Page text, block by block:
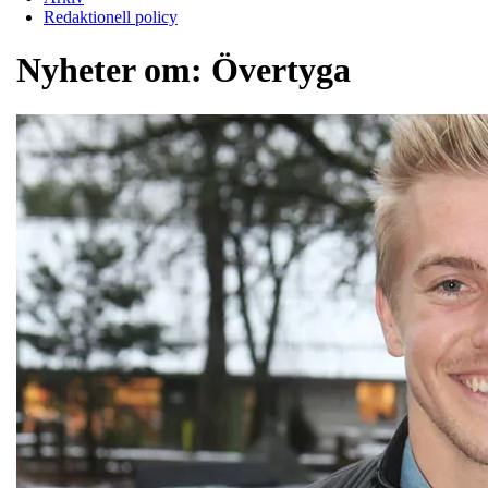
Redaktionell policy
Nyheter om: Övertyga